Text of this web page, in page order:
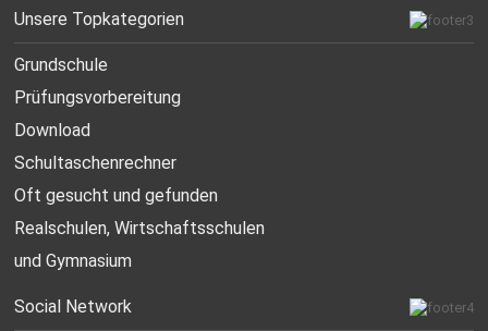
Unsere Topkategorien
Grundschule
Prüfungsvorbereitung
Download
Schultaschenrechner
Oft gesucht und gefunden
Realschulen,Wirtschaftsschulen
und Gymnasium
Social Network